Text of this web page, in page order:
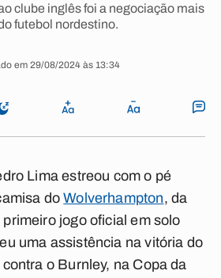
clube inglês foi a negociação mais
futebol nordestino.
em 29/08/2024 às 13:34
Lima estreou com o pé
doWolverhampton, da
jogo oficial em solo
uma assistência na vitória do
o Burnley, na Copa da